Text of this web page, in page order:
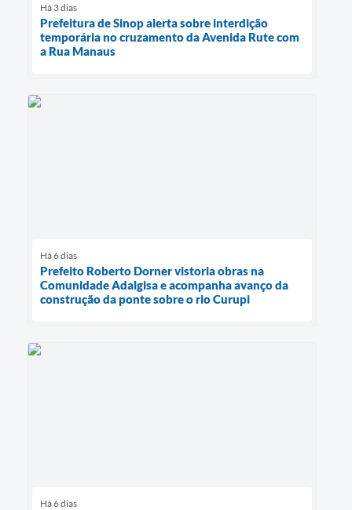
Há 3 dias
Prefeitura de Sinop alerta sobre interdição
temporária no cruzamento da Avenida Rute com
a Rua Manaus
Há 6 dias
Prefeito Roberto Dorner vistoria obras na
Comunidade Adalgisa e acompanha avanço da
construção da ponte sobre o rio Curupi
Há 6 dias